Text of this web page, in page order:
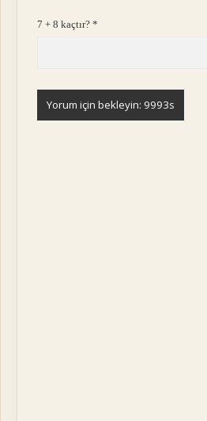
7 + 8 kaçtır?*